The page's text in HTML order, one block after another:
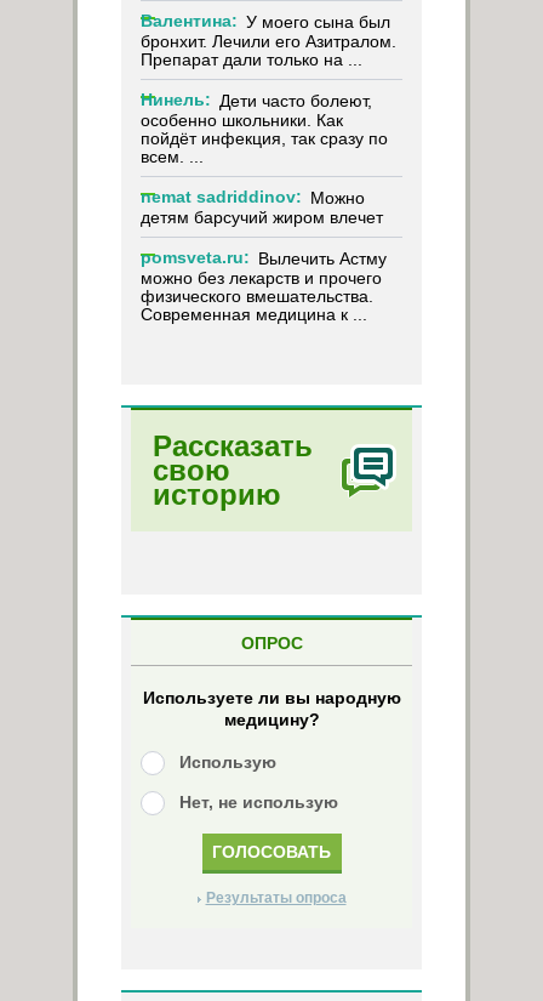
Валентина: У моего сына был
бронхит. Лечили его Азитралом.
Препарат дали только на ...
Нинель: Дети часто болеют,
особенно школьники. Как
пойдёт инфекция, так сразу по
всем. ...
nemat sadriddinov: Можно
детям барсучий жиром влечет
pomsveta.ru: Вылечить Астму
можно без лекарств и прочего
физического вмешательства.
Современная медицина к ...
Рассказать
свою
историю
ОПРОС
Используете ли вы народную
медицину?
Использую
Нет, не использую
Результаты опроса